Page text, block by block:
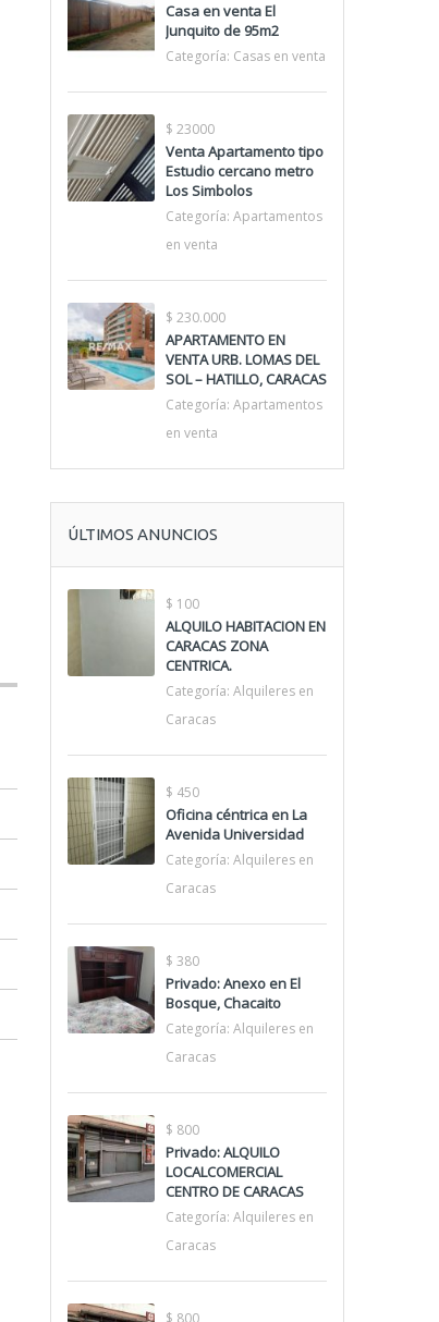
Casa en venta El
Junquito de 95m2
Categoría: Casas en venta
$ 23000
Venta Apartamento tipo
Estudio cercano metro
Los Simbolos
Categoría: Apartamentos
en venta
$ 230.000
APARTAMENTO EN
VENTA URB. LOMAS DEL
SOL – HATILLO, CARACAS
Categoría: Apartamentos
en venta
ÚLTIMOS ANUNCIOS
$ 100
ALQUILO HABITACION EN
CARACAS ZONA
CENTRICA.
Categoría: Alquileres en
Caracas
$ 450
Oficina céntrica en La
Avenida Universidad
Categoría: Alquileres en
Caracas
$ 380
Privado: Anexo en El
Bosque, Chacaito
Categoría: Alquileres en
Caracas
$ 800
Privado: ALQUILO
LOCALCOMERCIAL
CENTRO DE CARACAS
Categoría: Alquileres en
Caracas
$ 800